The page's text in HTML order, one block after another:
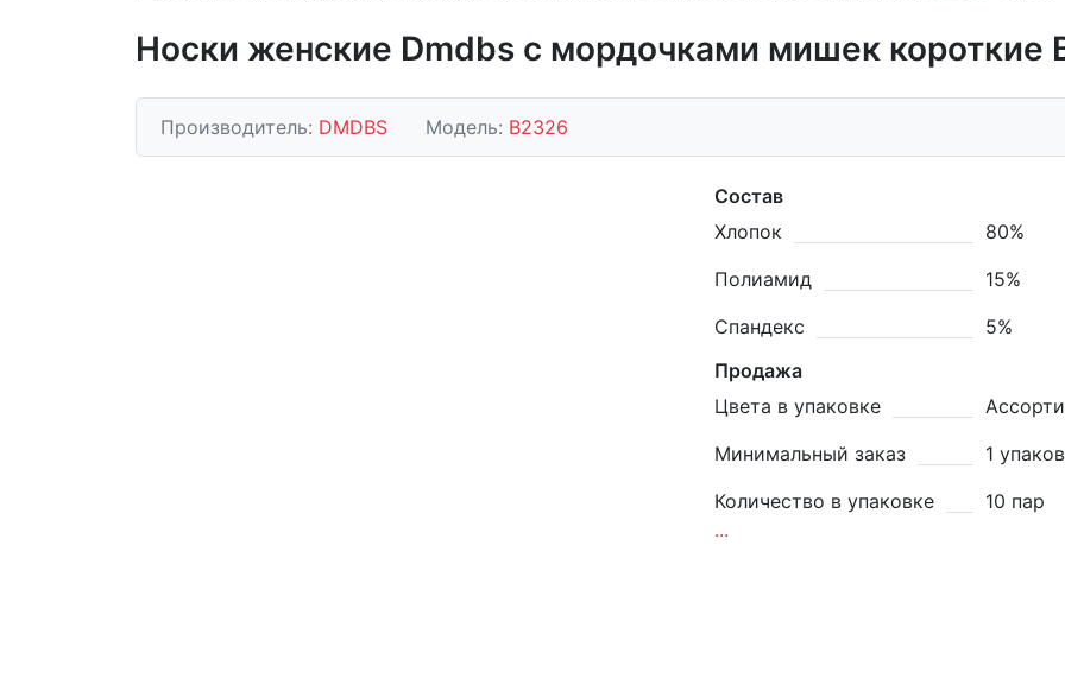
Носки женские Dmdbs с мордочками мишек короткие
Производитель: DMDBS Модель: В2326
Состав
Хлопок
80%
Полиамид
15%
Спандекс
5%
Продажа
Цвета в упаковке
Ассорти
Минимальный заказ
1
Количество в упаковке
10 пар
...